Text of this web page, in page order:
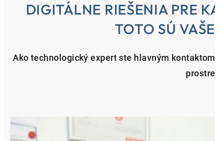
DIGITÁLNE RIEŠENIA PRE
TOTO SÚ
Ako technologický expert ste hlavným